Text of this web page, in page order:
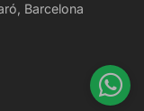
Barcelona